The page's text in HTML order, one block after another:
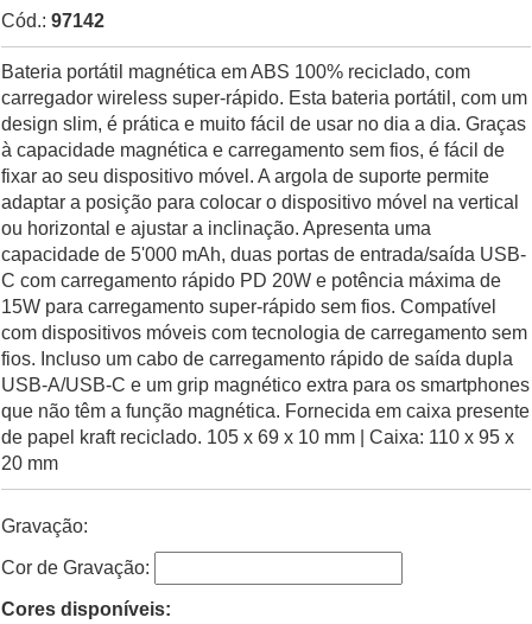
Cód.: 97142
Bateria portátil magnética em ABS 100% reciclado, com
carregador wireless super-rápido. Esta bateria portátil, com um
design slim, é prática e muito fácil de usar no dia a dia. Graças
à capacidade magnética e carregamento sem fios, é fácil de
fixar ao seu dispositivo móvel. A argola de suporte permite
adaptar a posição para colocar o dispositivo móvel na vertical
ou horizontal e ajustar a inclinação. Apresenta uma
capacidade de 5'000 mAh, duas portas de entrada/saída USB-
C com carregamento rápido PD 20W e potência máxima de
15W para carregamento super-rápido sem fios. Compatível
com dispositivos móveis com tecnologia de carregamento sem
fios. Incluso um cabo de carregamento rápido de saída dupla
USB-A/USB-C e um grip magnético extra para os smartphones
que não têm a função magnética. Fornecida em caixa presente
de papel kraft reciclado. 105 x 69 x 10 mm | Caixa: 110 x 95 x
20 mm
Gravação:
Cor de Gravação:
Cores disponíveis: